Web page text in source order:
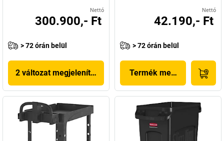
Nettó
300.900,- Ft
> 72 órán belül
2 változat megjelenítése
Nettó
42.190,- Ft
> 72 órán belül
Termék megjelenítése